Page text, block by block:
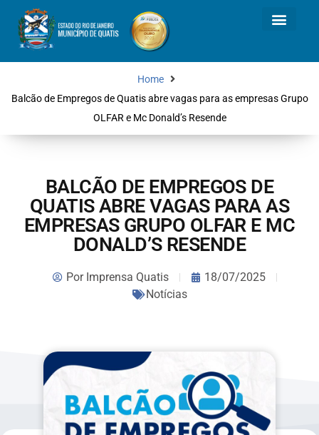
Home
Balcão de Empregos de Quatis abre vagas para as empresas Grupo
OLFAR e Mc Donald’s Resende
BALCÃO DE EMPREGOS DE
QUATIS ABRE VAGAS PARA AS
EMPRESAS GRUPO OLFAR E MC
DONALD’S RESENDE
PorImprensa Quatis
18/07/2025
Notícias